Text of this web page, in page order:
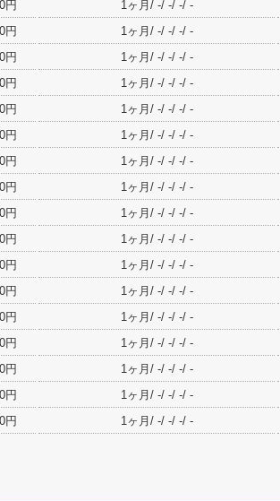
円 1ヶ月/ -/ -/ -/ -
円 1ヶ月/ -/ -/ -/ -
円 1ヶ月/ -/ -/ -/ -
円 1ヶ月/ -/ -/ -/ -
円 1ヶ月/ -/ -/ -/ -
円 1ヶ月/ -/ -/ -/ -
円 1ヶ月/ -/ -/ -/ -
円 1ヶ月/ -/ -/ -/ -
円 1ヶ月/ -/ -/ -/ -
円 1ヶ月/ -/ -/ -/ -
円 1ヶ月/ -/ -/ -/ -
円 1ヶ月/ -/ -/ -/ -
円 1ヶ月/ -/ -/ -/ -
円 1ヶ月/ -/ -/ -/ -
円 1ヶ月/ -/ -/ -/ -
円 1ヶ月/ -/ -/ -/ -
円 1ヶ月/ -/ -/ -/ -